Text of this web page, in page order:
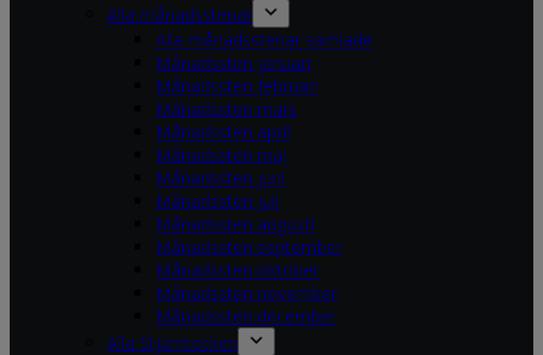
Alla månadsstenar
Alla månadsstenar samlade
Månadssten januari
Månadssten februari
Månadssten mars
Månadssten april
Månadssten maj
Månadssten juni
Månadssten juli
Månadssten augusti
Månadssten september
Månadssten oktober
Månadssten november
Månadssten december
Alla Stjärntecken